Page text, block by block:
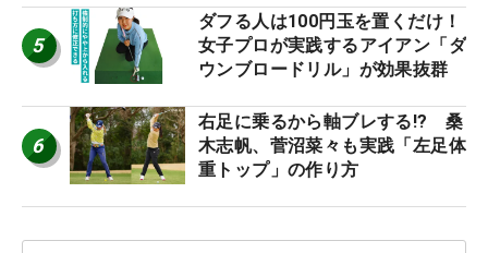
5
ダフる人は100円玉を置くだけ！
女子プロが実践するアイアン「ダ
ウンブロードリル」が効果抜群
6
右足に乗るから軸ブレする!? 桑
木志帆、菅沼菜々も実践「左足体
重トップ」の作り方